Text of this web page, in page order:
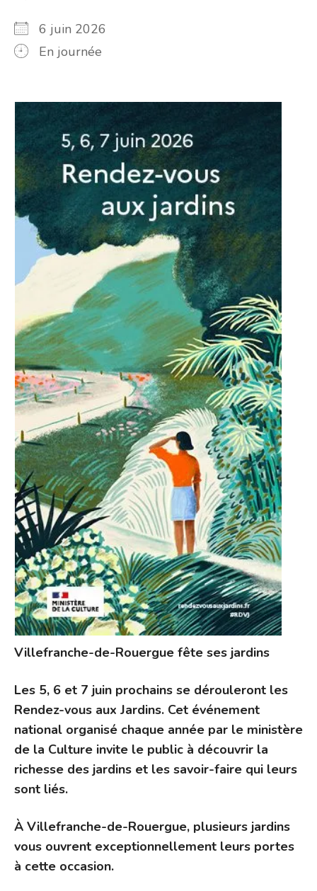
6 juin 2026
En journée
Villefranche-de-Rouergue fête ses jardins
Les 5, 6 et 7 juin prochains se dérouleront les
Rendez-vous aux Jardins. Cet événement
national organisé chaque année par le ministère
de la Culture invite le public à découvrir la
richesse des jardins et les savoir-faire qui leurs
sont liés.
À Villefranche-de-Rouergue, plusieurs jardins
vous ouvrent exceptionnellement leurs portes
à cette occasion.